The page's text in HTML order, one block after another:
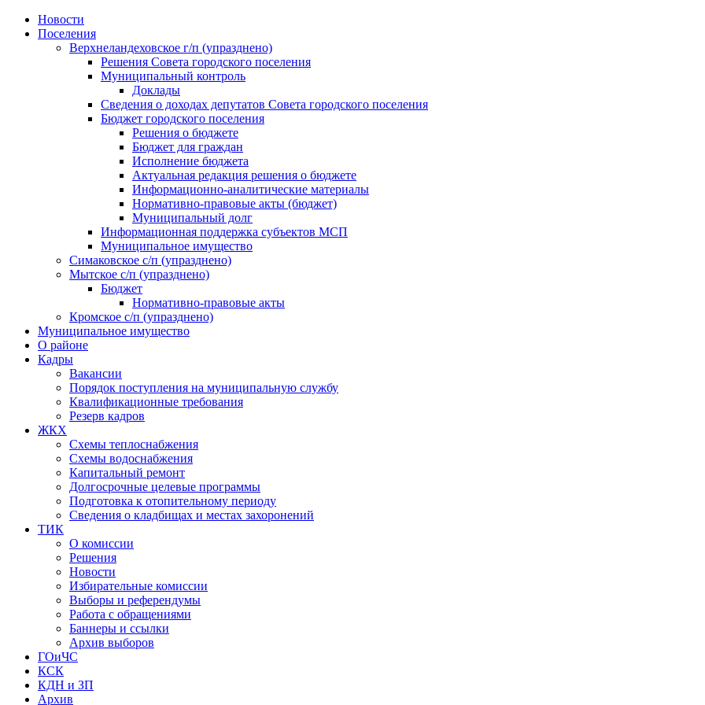
Skip
Новости
Поселения
Верхнеландеховское г/п (упразднено)
Решения Совета городского поселения
Муниципальный контроль
Доклады
Сведения о доходах депутатов Совета городского поселения
Бюджет городского поселения
Решения о бюджете
Бюджет для граждан
Исполнение бюджета
Актуальная редакция решения о бюджете
Информационно-аналитические материалы
Нормативно-правовые акты (бюджет)
Муниципальный долг
Информационная поддержка субъектов МСП
Муниципальное имущество
Симаковское с/п (упразднено)
Мытское с/п (упразднено)
Бюджет
Нормативно-правовые акты
Кромское с/п (упразднено)
Муниципальное имущество
О районе
Кадры
Вакансии
Порядок поступления на муниципальную службу
Квалификационные требования
Резерв кадров
ЖКХ
Схемы теплоснабжения
Схемы водоснабжения
Капитальный ремонт
Долгосрочные целевые программы
Подготовка к отопительному периоду
Сведения о кладбищах и местах захоронений
ТИК
О комиссии
Решения
Новости
Избирательные комиссии
Выборы и референдумы
Работа с обращениями
Баннеры и ссылки
Архив выборов
ГОиЧС
КСК
КДН и ЗП
Архив